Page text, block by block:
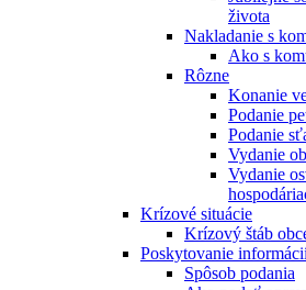
života
Nakladanie s
Ako s
Rôzne
Konanie
Podanie
Podanie
Vydanie
Vydanie
Krízové situácie
Krízový štáb
Poskytovanie
Spôsob podania